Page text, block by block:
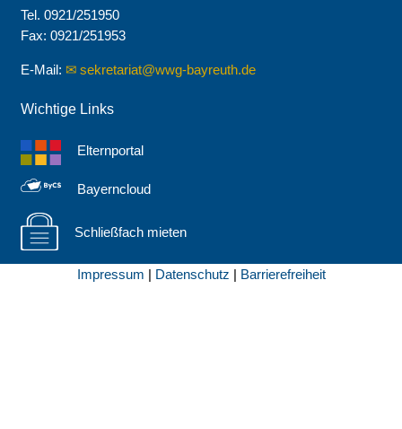
Tel. 0921/251950
Fax: 0921/251953
E-Mail: sekretariat@wwg-bayreuth.de
Wichtige Links
Elternportal
Bayerncloud
Schließfach mieten
Impressum | Datenschutz | Barrierefreiheit